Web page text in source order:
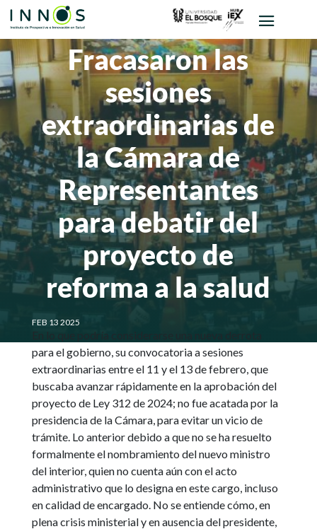
Fracasaron las
sesiones
extraordinarias de
la Cámara de
Representantes
para debatir del
proyecto de
reforma a la salud
FEB 13 2025
para el gobierno, su convocatoria a sesiones
extraordinarias entre el 11 y el 13 de febrero, que
buscaba avanzar rápidamente en la aprobación del
proyecto de Ley 312 de 2024; no fue acatada por la
presidencia de la Cámara, para evitar un vicio de
trámite. Lo anterior debido a que no se ha resuelto
formalmente el nombramiento del nuevo ministro
del interior, quien no cuenta aún con el acto
administrativo que lo designa en este cargo, incluso
en calidad de encargado. No se entiende cómo, en
plena crisis ministerial y en ausencia del presidente,